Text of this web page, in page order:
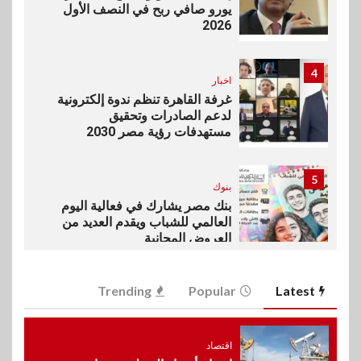
يورو صافي ربح في النصف الأول
2026
4
اخبار
غرفة القاهرة تنظم ندوة إلكترونية
لدعم الصادرات وتحقيق
مستهدفات رؤية مصر 2030
5
بنوك
بنك مصر يشارك في فعالية اليوم
العالمي للشباب ويقدم العديد من
العروض المجانية
6
بنوك
بنك QNB مصر يعزز جاهزية
للنمو والتوسع
Latest
Popular
Trending
اقتصاد